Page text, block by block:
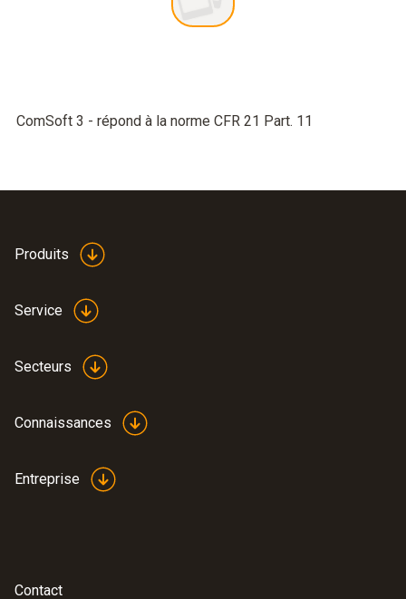
ComSoft 3 - répond à la norme CFR 21 Part. 11
Produits
Service
Secteurs
Connaissances
Entreprise
Contact